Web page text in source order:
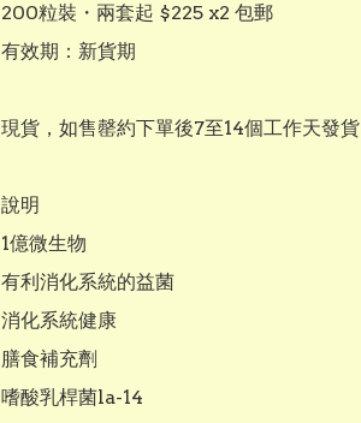
200粒裝・兩套起 $225 x2 包郵
有效期：新貨期
現貨，如售罄約下單後7至14個工作天發貨
說明
1億微生物
有利消化系統的益菌
消化系統健康
膳食補充劑
嗜酸乳桿菌la-14